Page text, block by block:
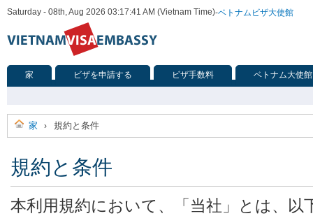
Saturday - 08th, Aug 2026 03:17:41 AM (Vietnam Time)-ベトナムビザ大使館
家 ビザを申請する ビザ手数料 ベトナム大使館
家 › 規約と条件
規約と条件
本利用規約において、「当社」とは、以